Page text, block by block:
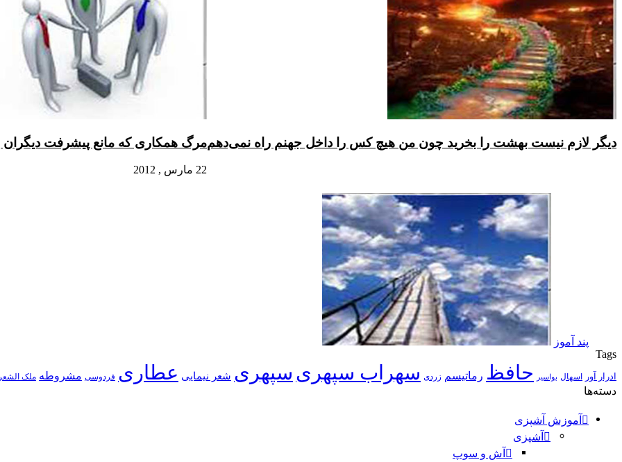
دیگر لازم نیست بهشت را بخرید چون من هیچ کس را داخل جهنم راه نمی‌دهممرگ همکاری که مانع پیشرفت دیگران
22 مارس , 2012
پند آموز
Tags
ادرار آور اسهال بواسیر حافظ رماتیسم زردی سهراب سپهری سپهری شعر نیمایی عطاری فردوسی مشروطه ملک الشعرا
دسته‌ها
آموزش آشپزی
آشپزی
آش و سوپ